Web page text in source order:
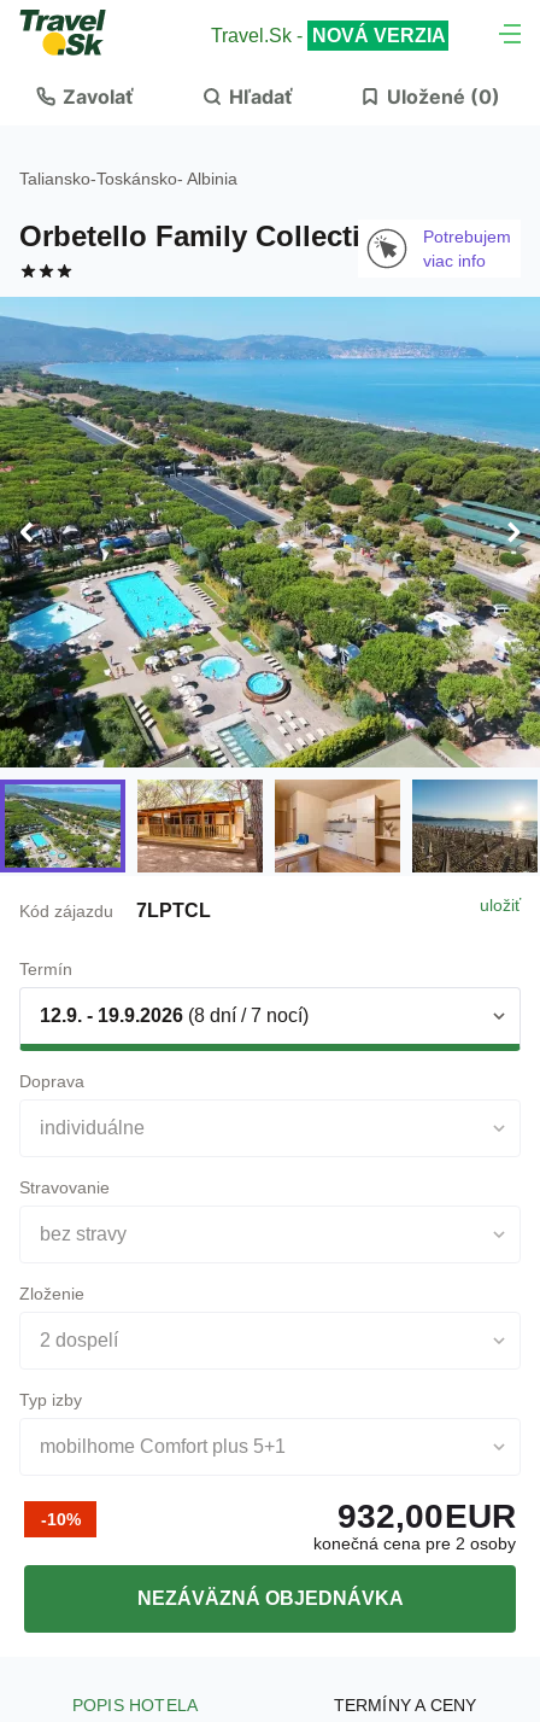
Travel.Sk - NOVÁ VERZIA
Zavolať Hľadať Uložené (0)
Taliansko-Toskánsko- Albinia
Orbetello Family Collection
Potrebujem
viac info
uložiť
Kód zájazdu 7LPTCL
Termín
12.9. - 19.9.2026
individuálne
Stravovanie
bez stravy
Zloženie
2 dospelí
Typ izby
mobilhome Comfort plus 5+1
NEZÁVÄZNÁ OBJEDNÁVKA
KALKULÁCIA A OBJEDNÁVKA NA MAPE